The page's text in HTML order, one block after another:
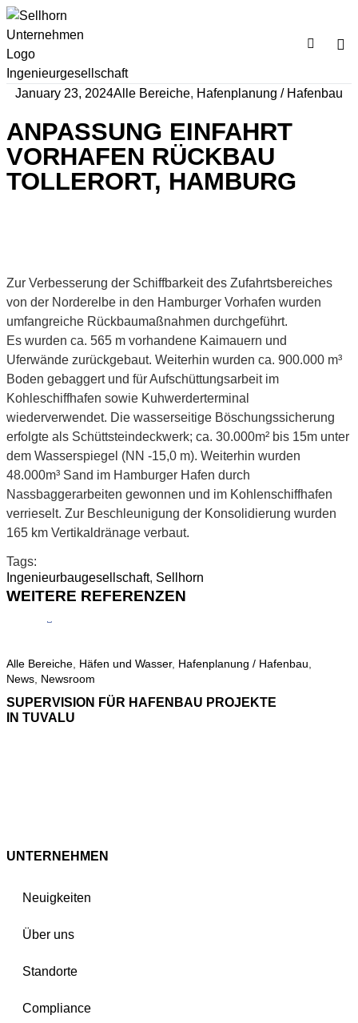
January 23, 2024Alle Bereiche, Hafenplanung / Hafenbau
ANPASSUNG EINFAHRT
VORHAFEN RÜCKBAU
TOLLERORT, HAMBURG
Zur Verbesserung der Schiffbarkeit des Zufahrtsbereiches
von der Norderelbe in den Hamburger Vorhafen wurden
umfangreiche Rückbaumaßnahmen durchgeführt.
Es wurden ca. 565 m vorhandene Kaimauern und
Uferwände zurückgebaut. Weiterhin wurden ca. 900.000 m³
Boden gebaggert und für Aufschüttungsarbeit im
Kohleschiffhafen sowie Kuhwerderterminal
wiederverwendet. Die wasserseitige Böschungssicherung
erfolgte als Schüttsteindeckwerk; ca. 30.000m² bis 15m unter
dem Wasserspiegel (NN -15,0 m). Weiterhin wurden
48.000m³ Sand im Hamburger Hafen durch
Nassbaggerarbeiten gewonnen und im Kohlenschiffhafen
verrieselt. Zur Beschleunigung der Konsolidierung wurden
165 km Vertikaldränage verbaut.
Tags:
Ingenieurbaugesellschaft, Sellhorn
WEITERE REFERENZEN
Alle Bereiche Häfen und Wasser, Hafenplanung / Hafenbau
News Newsroom
SUPERVISION FÜR HAFENBAU PROJEKTE
IN TUVALU
UNTERNEHMEN
Neuigkeiten
Über uns
Standorte
Compliance